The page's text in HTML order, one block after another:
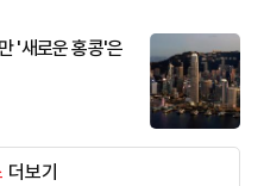
'새로운 홍콩'은
더보기